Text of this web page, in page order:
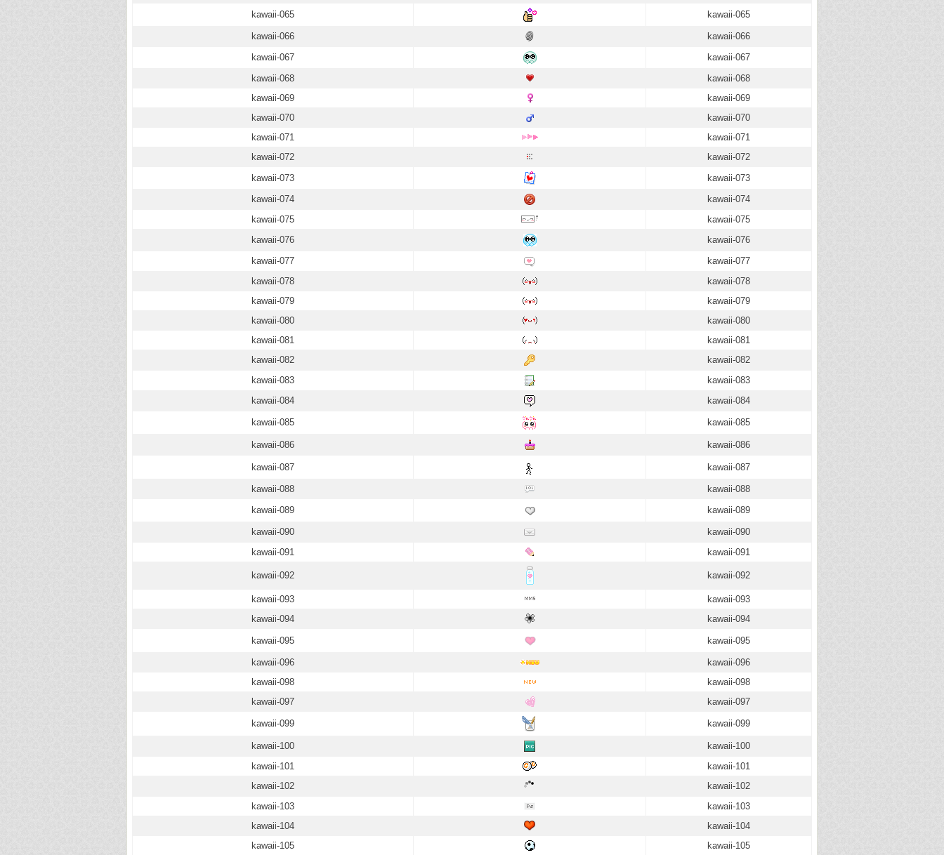
kawaii-065
kawaii-065
kawaii-066
kawaii-066
kawaii-067
kawaii-067
kawaii-068
kawaii-068
kawaii-069
kawaii-069
kawaii-070
kawaii-070
kawaii-071
kawaii-071
kawaii-072
kawaii-072
kawaii-073
kawaii-073
kawaii-074
kawaii-074
kawaii-075
kawaii-075
kawaii-076
kawaii-076
kawaii-077
kawaii-077
kawaii-078
kawaii-078
kawaii-079
kawaii-079
kawaii-080
kawaii-080
kawaii-081
kawaii-081
kawaii-082
kawaii-082
kawaii-083
kawaii-083
kawaii-084
kawaii-084
kawaii-085
kawaii-085
kawaii-086
kawaii-086
kawaii-087
kawaii-087
kawaii-088
kawaii-088
kawaii-089
kawaii-089
kawaii-090
kawaii-090
kawaii-091
kawaii-091
kawaii-092
kawaii-092
kawaii-093
kawaii-093
kawaii-094
kawaii-094
kawaii-095
kawaii-095
kawaii-096
kawaii-096
kawaii-098
kawaii-098
kawaii-097
kawaii-097
kawaii-099
kawaii-099
kawaii-100
kawaii-100
kawaii-101
kawaii-101
kawaii-102
kawaii-102
kawaii-103
kawaii-103
kawaii-104
kawaii-104
kawaii-105
kawaii-105